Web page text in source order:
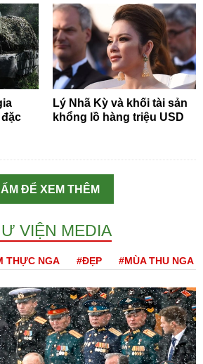
Lý Nhã Kỳ và khối tài sản
khổng lồ hàng triệu USD
ĐỂ XEM THÊM
VIỆN MEDIA
THỰC NGA #ĐẸP #MÙA THU NGA